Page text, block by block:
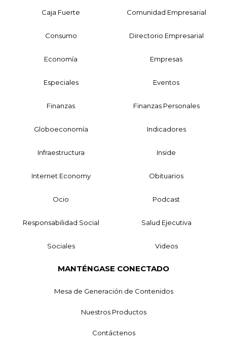
Caja Fuerte Comunidad Empresarial
Consumo Directorio Empresarial
Economía Empresas
Especiales Eventos
Finanzas Finanzas Personales
Globoeconomía Indicadores
Infraestructura Inside
Internet Economy Obituarios
Ocio Podcast
Responsabilidad Social Salud Ejecutiva
Sociales Videos
MANTÉNGASE CONECTADO
Mesa de Generación de Contenidos
Nuestros Productos
Contáctenos